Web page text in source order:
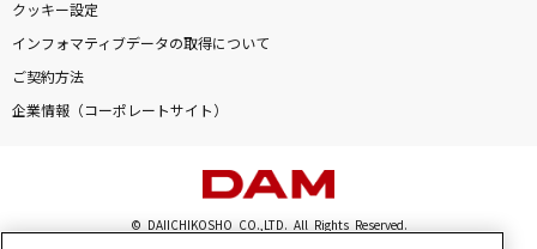
クッキー設定
インフォマティブデータの取得について
ご契約方法
企業情報（コーポレートサイト）
© DAIICHIKOSHO CO.,LTD. All Rights Reserved.